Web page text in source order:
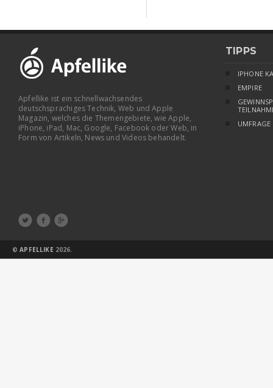
Apfellike ist ein schnellwachsendes
deutschsprachiges Technik, Web und Apple
Magazin, welches die Themengebiete, wie Apple,
iPhone, iPad, Mac, Google, Facebook oder Web, in
Form von Artikeln, News und Videos behandelt.
  
TIPPS
IPHONE
EMPIRE
UMFRAGE
©APFELLIKE 2026.